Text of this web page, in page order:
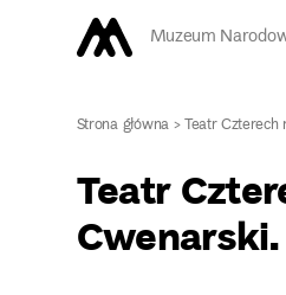
Muzeum
Strona główna>Teatr Czterech
Teatr